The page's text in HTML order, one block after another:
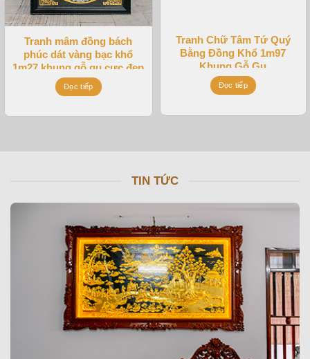
Tranh mâm đồng bách
phúc dát vàng bạc khổ
1m27 khung gỗ gụ cực đẹp
Đọc tiếp
Tranh Chữ Tâm Tứ Quý
Bằng Đồng Khổ 1m97
Khung Gỗ Gụ
Đọc tiếp
TIN TỨC